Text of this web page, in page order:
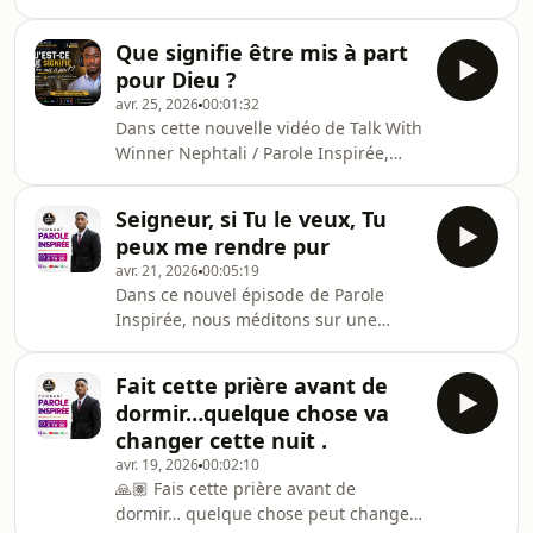
distractions. Mais malgré tout, l’âme
continue d’avoir faim.📖 Jésus a
déclaré :
plus de 12 pays qui écoutent Parole
Inspirée 🌍✨Voir la Parole toucher des
vies au-delà des frontières est une
immense bénédiction.Chaque écoute,
chaque abonnement, chaque partage
compte énormément pour moi.Merci
à vous qui nous suivez depuis la RDC,
la France, la
Que signifie être mis à part
pour Dieu ?
avr. 25, 202600:01:32
Dans cette nouvelle vidéo de Talk With
Winner Nephtali / Parole Inspirée,
répondre à l’appel de Dieu, accepter
de laisser certaines choses derrière
soi et marcher selon Sa volonté.📖
Nous prenons l’exemple de Pierre,
André, Jacques et Jean qui ont tout
laissé pour suivre Jésus.✨ Ils ont
abandonné :leurs habitudesleurs
occupati
Seigneur, si Tu le veux, Tu
peux me rendre pur
avr. 21, 202600:05:19
Dans ce nouvel épisode de Parole
Inspirée, nous méditons sur une
voici, un lépreux s’étant approché se
prosterna devant lui, et dit : Seigneur,
si tu le veux, tu peux me rendre pur.
»Quelle parole forte ✨Cet homme
s’approche de Jésus avec foi, humilité
et soumission. Il ne vient pas avec
Fait cette prière avant de
dormir…quelque chose va
changer cette nuit .
avr. 19, 202600:02:10
🙏🏽 Fais cette prière avant de
dormir… quelque chose peut changer